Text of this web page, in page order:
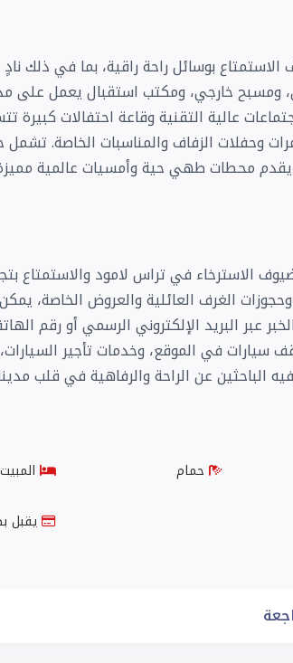
بوسائل راحة راقية، بما في ذلك
ومسبح خارجي، ومكتب استقبال يعمل على
وحفلات الزفاف والمناسبات الخاصة.
يقدم محطات طهي حية وأمسيات عالمية
الاسترخاء في تراس لامود والاستمتاع
الغرف العائلية والعروض الخاصة،
عبر البريد الإلكتروني الرسمي أو رقم
سيارات في الموقع، وخدمات تأجير
الباحثين عن الراحة والرفاهية في قلب
حمام
يقبل